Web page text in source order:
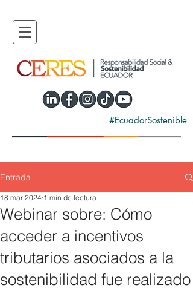
#EcuadorSostenible
Entrada
Webinar sobre: Cómo
acceder a incentivos
tributarios asociados a la
sostenibilidad fue realizado
18 mar 2024 1 min de lectura